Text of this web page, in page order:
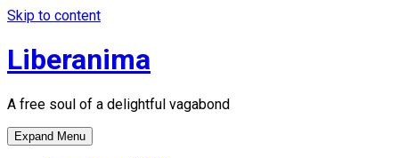
Skip to content
Liberanima
A free soul of a delightful vagabond
Expand Menu